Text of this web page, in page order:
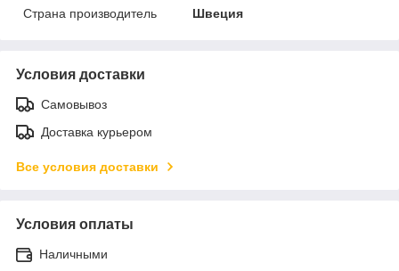
Страна производитель
Швеция
Условия доставки
Самовывоз
Доставка курьером
Все условия доставки
Условия оплаты
Наличными